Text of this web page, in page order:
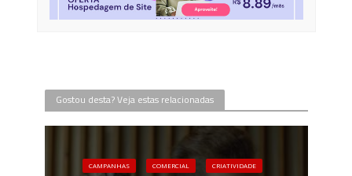
Gostou desta? Veja estas relacionadas
CAMPANHAS COMERCIAL CRIATIVIDADE